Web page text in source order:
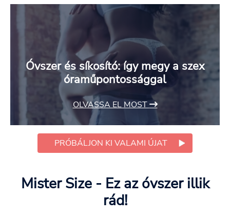
Óvszer és síkosító: így megy a szex
óraműpontossággal
OLVASSA EL MOST
PRÓBÁLJON KI VALAMI ÚJAT
Mister Size - Ez az óvszer illik
rád!